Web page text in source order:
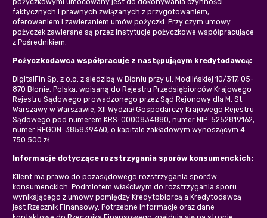
faktycznych i prawnych związanych z przygotowaniem,
oferowaniem i zawieraniem umów pożyczki. Przy czym umowy
pożyczek zawierane są przez instytucje pożyczkowe współpracujące
z Pośrednikiem.
Pożyczkodawca współpracuje z następującym kredytodawcą:
DigitalFin Sp. z o.o. z siedzibą w Błoniu przy ul. Modlińskiej 10/317, 05-
870 Błonie, Polska, wpisaną do Rejestru Przedsiębiorców Krajowego
Rejestru Sądowego prowadzonego przez Sąd Rejonowy dla M. St.
Warszawy w Warszawie, XII Wydział Gospodarczy Krajowego Rejestru
Sądowego pod numerem KRS: 0000834880, numer NIP: 5252819162,
numer REGON: 385839460, o kapitale zakładowym wynoszącym 4
750 500 zł.
Informacje dotyczące rozstrzygania sporów konsumenckich:
Klient ma prawo do pozasądowego rozstrzygania sporów
konsumenckich. Podmiotem właściwym do rozstrzygania sporu
wynikającego z umowy pomiędzy Kredytobiorcą a Kredytodawcą
jest Rzecznik Finansowy. Potrzebne informacje oraz dane